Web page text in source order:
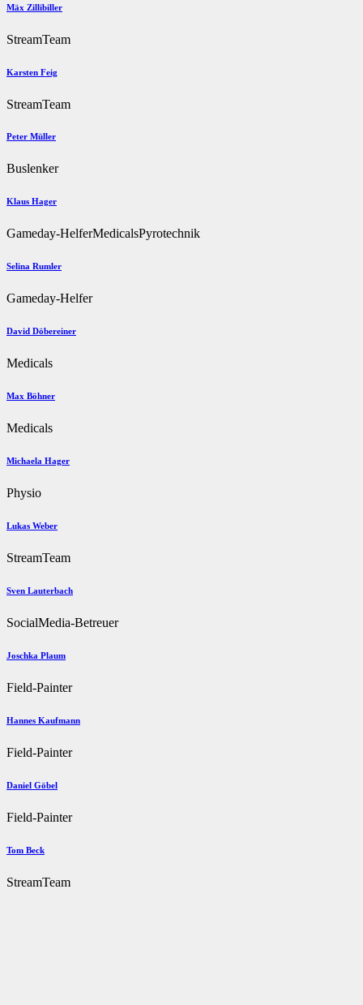
Mäx Zillibiller
StreamTeam
Karsten Feig
StreamTeam
Peter Müller
Buslenker
Klaus Hager
Gameday-HelferMedicalsPyrotechnik
Selina Rumler
Gameday-Helfer
David Döbereiner
Medicals
Max Böhner
Medicals
Michaela Hager
Physio
Lukas Weber
StreamTeam
Sven Lauterbach
SocialMedia-Betreuer
Joschka Plaum
Field-Painter
Hannes Kaufmann
Field-Painter
Daniel Göbel
Field-Painter
Tom Beck
StreamTeam